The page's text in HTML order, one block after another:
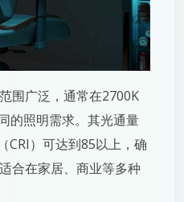
围广泛，通常在2700K
的照明需求。其光通量
CRI）可达到85以上，确
合在家居、商业等多种